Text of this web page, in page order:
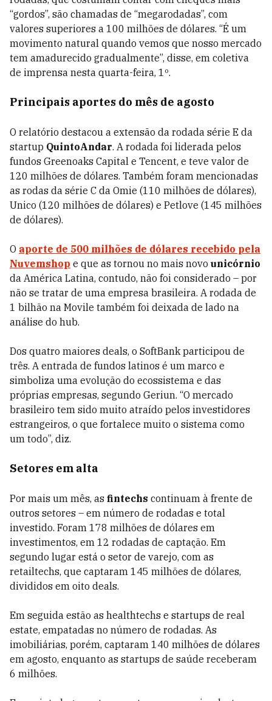
“gordos”, são chamadas de “megarodadas”, com
valores superiores a 100 milhões de dólares. “É um
movimento natural quando vemos que nosso mercado
tem amadurecido gradualmente”, disse, em coletiva
de imprensa nesta quarta-feira, 1º.
Principais aportes do mês de agosto
O relatório destacou a extensão da rodada série E da
startup QuintoAndar. A rodada foi liderada pelos
fundos Greenoaks Capital e Tencent, e teve valor de
120 milhões de dólares. Também foram mencionadas
as rodas da série C da Omie (110 milhões de dólares),
Unico (120 milhões de dólares) e Petlove (145 milhões
de dólares).
O aporte de 500 milhões de dólares recebido pela
Nuvemshop e que as tornou no mais novo unicórnio
da América Latina, contudo, não foi considerado – por
não se tratar de uma empresa brasileira. A rodada de
1 bilhão na Movile também foi deixada de lado na
análise do hub.
Dos quatro maiores deals, o SoftBank participou de
três. A entrada de fundos latinos é um marco e
simboliza uma evolução do ecossistema e das
próprias empresas, segundo Geriun. “O mercado
brasileiro tem sido muito atraído pelos investidores
estrangeiros, o que fortalece muito o sistema como
um todo”, diz.
Setores em alta
Por mais um mês, as fintechs continuam à frente de
outros setores – em número de rodadas e total
investido. Foram 178 milhões de dólares em
investimentos, em 12 rodadas de captação. Em
segundo lugar está o setor de varejo, com as
retailtechs, que captaram 145 milhões de dólares,
divididos em oito deals.
Em seguida estão as healthtechs e startups de real
estate, empatadas no número de rodadas. As
imobiliárias, porém, captaram 140 milhões de dólares
em agosto, enquanto as startups de saúde receberam
6 milhões.